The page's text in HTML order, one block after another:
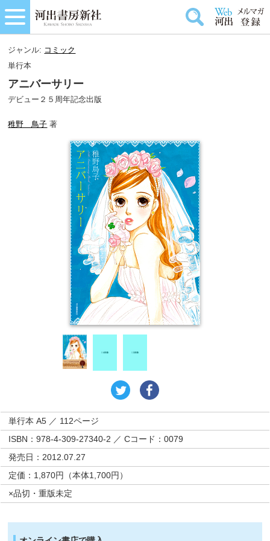
ジャンル: コミック
単行本
アニバーサリー
デビュー２５周年記念出版
稚野 鳥子 著
単行本 A5 ／ 112ページ
ISBN：978-4-309-27340-2 ／ Cコード：0079
発売日：2012.07.27
定価：1,870円（本体1,700円）
×品切・重版未定